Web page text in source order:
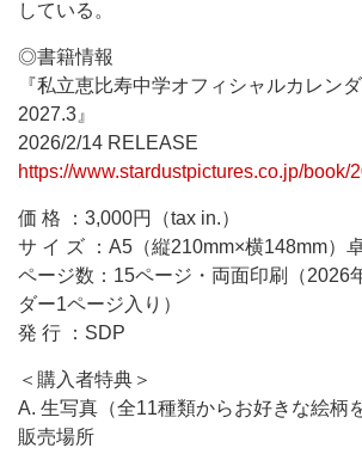
している。
◎書籍情報
『私立恵比寿中学オフィシャルカレン
2027.3』
2026/2/14 RELEASE
https://www.stardustpictures.co.jp/
価 格 ：3,000円（tax in.）
サ イ ズ ：A5（縦210mm×横148mm）
ページ数：15ページ・両面印刷（2026
ダー1ページ入り）
発 行 ：SDP
＜購入者特典＞
A. 生写真（全11種類からお好きな絵柄
販売場所